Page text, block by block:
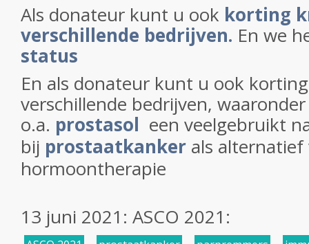
Als donateur kunt u ook korting
verschillende bedrijven. En we
status
En als donateur kunt u ook
verschillende bedrijven,
o.a. prostasol een veelgebruikt
bij prostaatkanker als alternatief
hormoontherapie
13 juni 2021: ASCO 2021: